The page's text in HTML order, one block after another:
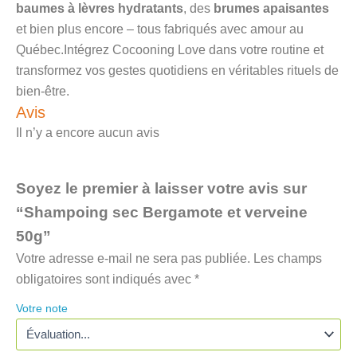
baumes à lèvres hydratants, des brumes apaisantes
et bien plus encore – tous fabriqués avec amour au
Québec.Intégrez Cocooning Love dans votre routine et
transformez vos gestes quotidiens en véritables rituels de
bien-être.
Avis
Il n’y a encore aucun avis
Soyez le premier à laisser votre avis sur
“Shampoing sec Bergamote et verveine
50g”
Votre adresse e-mail ne sera pas publiée. Les champs
obligatoires sont indiqués avec *
Votre note